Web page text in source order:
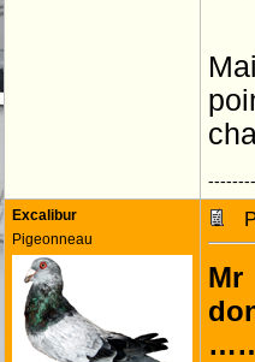
Excalibur
Pigeonneau